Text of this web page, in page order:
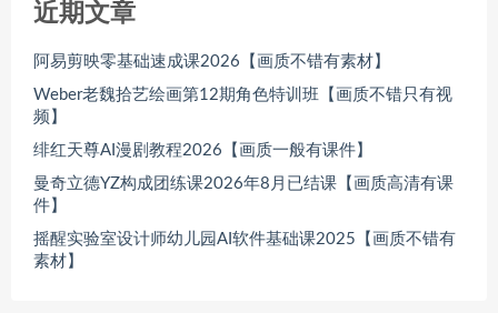
近期文章
阿易剪映零基础速成课2026【画质不错有素材】
Weber老魏拾艺绘画第12期角色特训班【画质不错只有视
频】
绯红天尊AI漫剧教程2026【画质一般有课件】
曼奇立德YZ构成团练课2026年8月已结课【画质高清有课
件】
摇醒实验室设计师幼儿园AI软件基础课2025【画质不错有
素材】